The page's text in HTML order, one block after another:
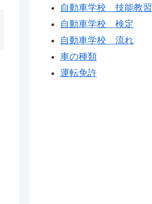
自動車学校 技能教習
自動車学校 検定
自動車学校 流れ
車の種類
運転免許